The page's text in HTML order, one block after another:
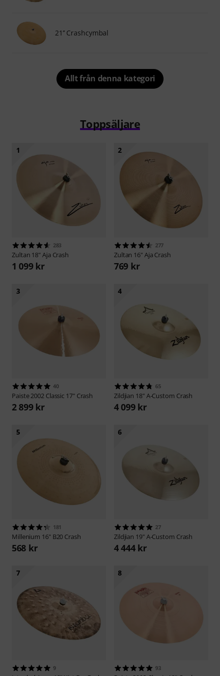
21’’ Crashcymbal
Allt från denna kategori
Toppsäljare
1
283
Zultan 18" Aja Crash
1 099 kr
2
277
Zultan 16" Aja Crash
769 kr
3
40
Paiste2002 Classic 17" Crash
2 899 kr
4
65
Zildjian 18" A-Custom Crash
4 099 kr
5
181
Millenium 16" B20 Crash
568 kr
6
27
Zildjian 19" A-Custom Crash
4 444 kr
7
9
8
93